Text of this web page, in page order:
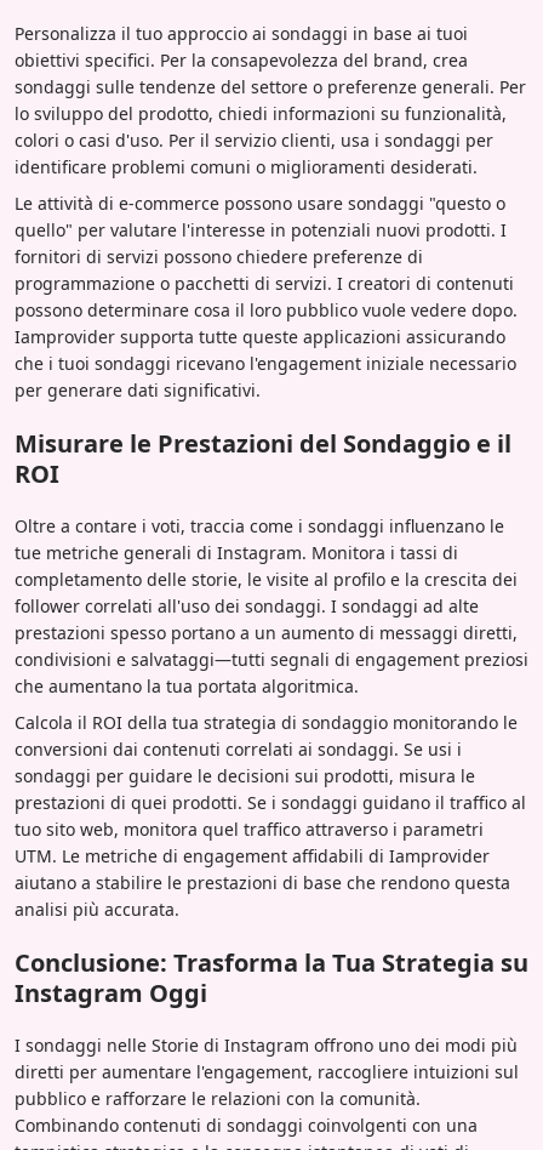
Personalizza il tuo approccio ai sondaggi in base ai tuoi
obiettivi specifici. Per la consapevolezza del brand, crea
sondaggi sulle tendenze del settore o preferenze generali. Per
lo sviluppo del prodotto, chiedi informazioni su funzionalità,
colori o casi d'uso. Per il servizio clienti, usa i sondaggi per
identificare problemi comuni o miglioramenti desiderati.
Le attività di e-commerce possono usare sondaggi "questo o
quello" per valutare l'interesse in potenziali nuovi prodotti. I
fornitori di servizi possono chiedere preferenze di
programmazione o pacchetti di servizi. I creatori di contenuti
possono determinare cosa il loro pubblico vuole vedere dopo.
Iamprovider supporta tutte queste applicazioni assicurando
che i tuoi sondaggi ricevano l'engagement iniziale necessario
per generare dati significativi.
Misurare le Prestazioni del Sondaggio e il
ROI
Oltre a contare i voti, traccia come i sondaggi influenzano le
tue metriche generali di Instagram. Monitora i tassi di
completamento delle storie, le visite al profilo e la crescita dei
follower correlati all'uso dei sondaggi. I sondaggi ad alte
prestazioni spesso portano a un aumento di messaggi diretti,
condivisioni e salvataggi—tutti segnali di engagement preziosi
che aumentano la tua portata algoritmica.
Calcola il ROI della tua strategia di sondaggio monitorando le
conversioni dai contenuti correlati ai sondaggi. Se usi i
sondaggi per guidare le decisioni sui prodotti, misura le
prestazioni di quei prodotti. Se i sondaggi guidano il traffico al
tuo sito web, monitora quel traffico attraverso i parametri
UTM. Le metriche di engagement affidabili di Iamprovider
aiutano a stabilire le prestazioni di base che rendono questa
analisi più accurata.
Conclusione: Trasforma la Tua Strategia su
Instagram Oggi
I sondaggi nelle Storie di Instagram offrono uno dei modi più
diretti per aumentare l'engagement, raccogliere intuizioni sul
pubblico e rafforzare le relazioni con la comunità.
Combinando contenuti di sondaggi coinvolgenti con una